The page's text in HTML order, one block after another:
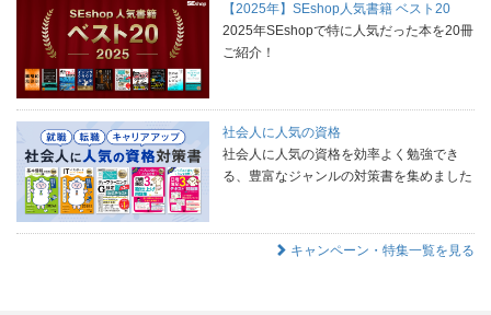
【2025年】SEshop人気書籍 ベスト20
2025年SEshopで特に人気だった本を20冊
ご紹介！
社会人に人気の資格
社会人に人気の資格を効率よく勉強でき
る、豊富なジャンルの対策書を集めました
キャンペーン・特集一覧を見る